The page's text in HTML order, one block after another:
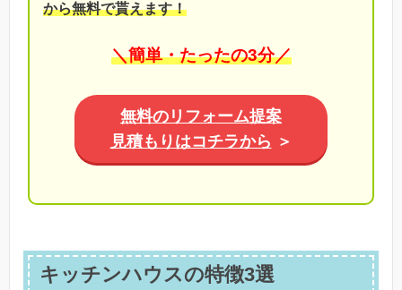
から無料で貰えます！
＼簡単・たったの3分／
無料のリフォーム提案
見積もりはコチラから ＞
キッチンハウスの特徴3選